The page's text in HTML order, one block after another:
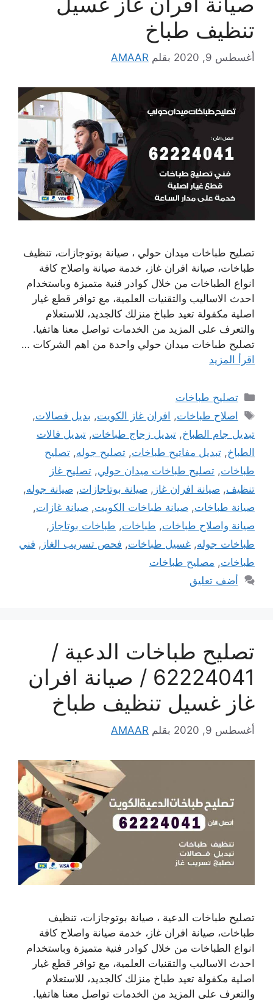
تنظيف طباخ
أغسطس 9, 2020 بقلم AMAAR
تصليح طباخات ميدان حولي ، صيانة بوتوجازات، تنظيف
طباخات، صيانة افران غاز، خدمة صيانة واصلاح كافة
انواع الطباخات من خلال كوادر فنية متميزة وباستخدام
احدث الاساليب والتقنيات العلمية، مع توافر قطع غيار
اصلية مكفولة تعيد طباخ منزلك كالجديد، للاستعلام
والتعرف على المزيد من الخدمات تواصل معنا هاتفيا.
تصليح طباخات ميدان حولي واحدة من اهم الشركات …
اقرأ المزيد
التصنيفات
تصليح طباخات
الوسوم
اصلاح طباخات, افران غاز الكويت, بديل فصالات,
تبديل جام الطباخ, تبديل زجاج طباخات, تبديل فالات
الطباخ, تبديل مفاتيح طباخات, تصليح جوله, تصليح
طباخات, تصليح طباخات ميدان حولي, تصليح غاز
تنظيف, صيانة افران غاز , صيانة بوتاجازات, صيانة جوله,
صيانة طباخات, صيانة طباخات الكويت, صيانة غازات,
صيانة واصلاح طباخات, طباخات, طباخات بوتاجاز ,
طباخات جوله, غسيل طباخات, فحص تسريب الغاز , فني
طباخات, مصليح طباخات
أضف تعليق
تصليح طباخات الدعية /
62224041 / صيانة افران
غاز غسيل تنظيف طباخ
أغسطس 9, 2020 بقلم AMAAR
تصليح طباخات الدعية ، صيانة بوتوجازات، تنظيف
طباخات، صيانة افران غاز، خدمة صيانة واصلاح كافة
انواع الطباخات من خلال كوادر فنية متميزة وباستخدام
احدث الاساليب والتقنيات العلمية، مع توافر قطع غيار
اصلية مكفولة تعيد طباخ منزلك كالجديد، للاستعلام
والتعرف على المزيد من الخدمات تواصل معنا هاتفيا.